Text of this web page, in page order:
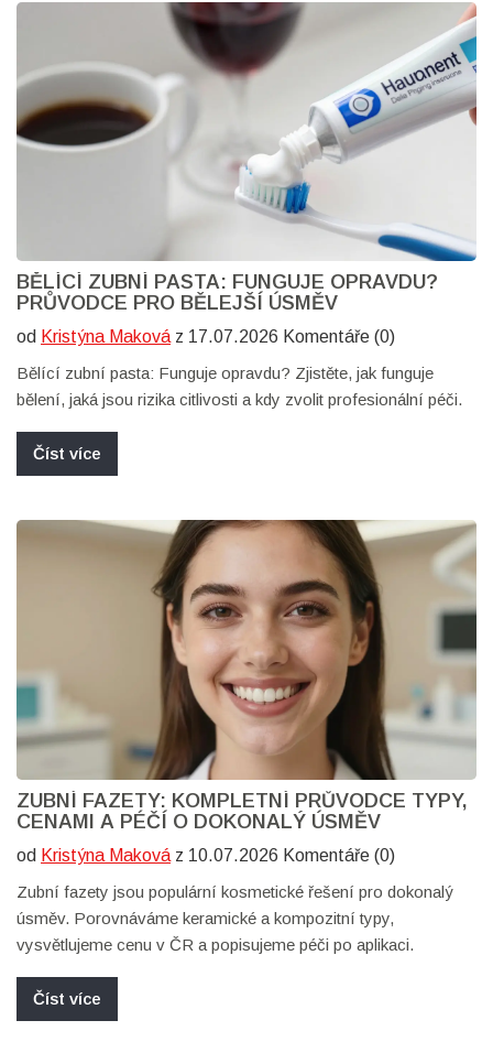
BĚLÍCÍ ZUBNÍ PASTA: FUNGUJE OPRAVDU?
PRŮVODCE PRO BĚLEJŠÍ ÚSMĚV
od Kristýna Maková z 17.07.2026 Komentáře (0)
Bělící zubní pasta: Funguje opravdu? Zjistěte, jak funguje
bělení, jaká jsou rizika citlivosti a kdy zvolit profesionální péči.
Číst více
ZUBNÍ FAZETY: KOMPLETNÍ PRŮVODCE TYPY,
CENAMI A PÉČÍ O DOKONALÝ ÚSMĚV
od Kristýna Maková z 10.07.2026 Komentáře (0)
Zubní fazety jsou populární kosmetické řešení pro dokonalý
úsměv. Porovnáváme keramické a kompozitní typy,
vysvětlujeme cenu v ČR a popisujeme péči po aplikaci.
Číst více